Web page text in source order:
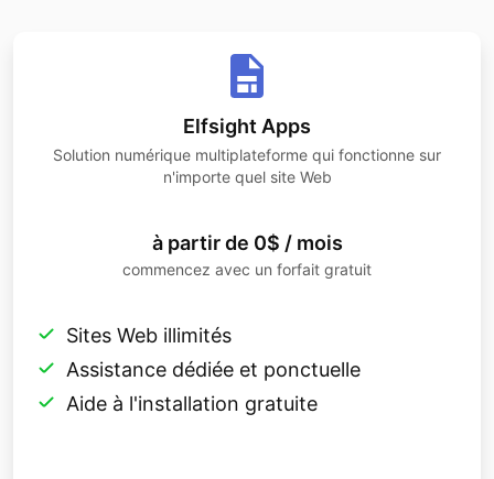
Elfsight Apps
Solution numérique multiplateforme qui fonctionne sur
n'importe quel site Web
à partir de 0$ / mois
commencez avec un forfait gratuit
Sites Web illimités
Assistance dédiée et ponctuelle
Aide à l'installation gratuite